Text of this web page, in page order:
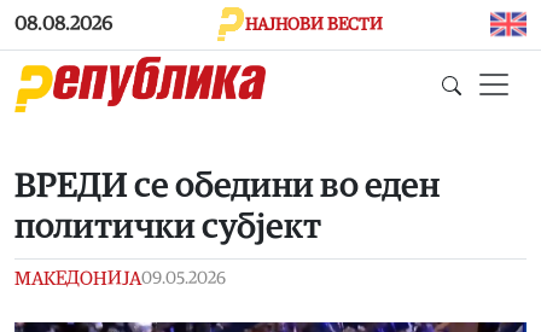
Skip to main content
08.08.2026 НАЈНОВИ ВЕСТИ
ВРЕДИ се обедини во еден
политички субјект
МАКЕДОНИЈА09.05.2026